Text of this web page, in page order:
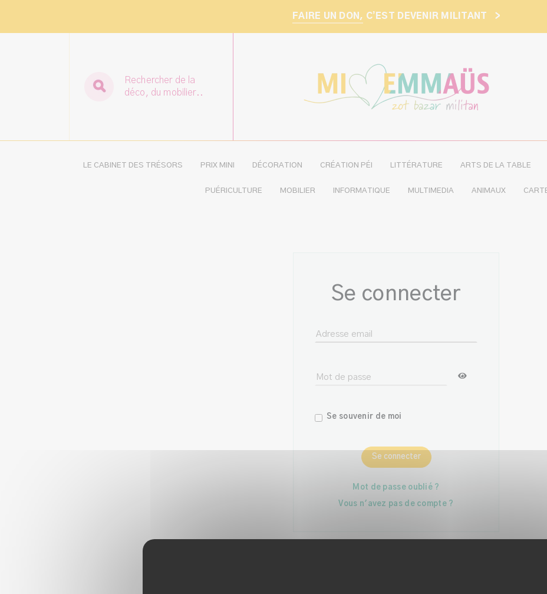
FAIRE UN DON, C’EST DEVENIR MILITANT >
Rechercher de la
déco, du mobilier..
LE CABINET DES TRÉSORS PRIX MINI DÉCORATION CRÉATION PÉI LITTÉRATURE ARTS DE LA TABLE
PUÉRICULTURE MOBILIER INFORMATIQUE MULTIMEDIA ANIMAUX
Se connecter
Se souvenir de moi
Se connecter
Mot de passe oublié ?
Vous n'avez pas de compte ?